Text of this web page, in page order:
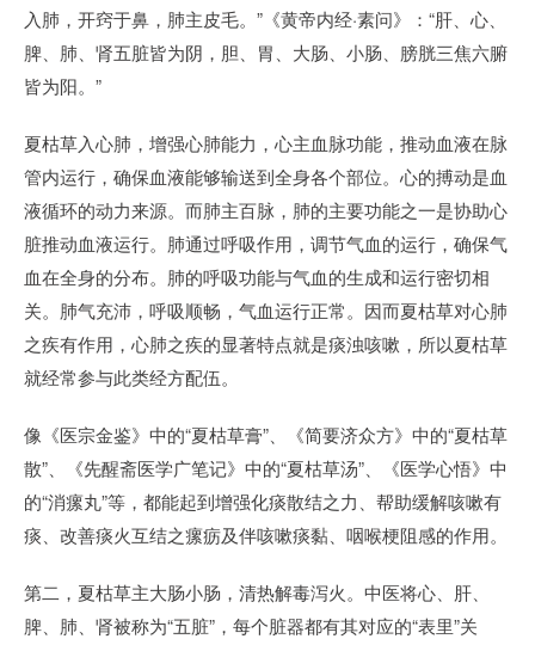
入肺，开窍于鼻，肺主皮毛。”《黄帝内经·素问》：“肝、心、
脾、肺、肾五脏皆为阴，胆、胃、大肠、小肠、膀胱三焦六腑
皆为阳。”
夏枯草入心肺，增强心肺能力，心主血脉功能，推动血液在脉
管内运行，确保血液能够输送到全身各个部位。心的搏动是血
液循环的动力来源。而肺主百脉，肺的主要功能之一是协助心
脏推动血液运行。肺通过呼吸作用，调节气血的运行，确保气
血在全身的分布。肺的呼吸功能与气血的生成和运行密切相
关。肺气充沛，呼吸顺畅，气血运行正常。因而夏枯草对心肺
之疾有作用，心肺之疾的显著特点就是痰浊咳嗽，所以夏枯草
就经常参与此类经方配伍。
像《医宗金鉴》中的“夏枯草膏”、《简要济众方》中的“夏枯草
散”、《先醒斋医学广笔记》中的“夏枯草汤”、《医学心悟》中
的“消瘰丸”等，都能起到增强化痰散结之力、帮助缓解咳嗽有
痰、改善痰火互结之瘰疬及伴咳嗽痰黏、咽喉梗阻感的作用。
第二，夏枯草主大肠小肠，清热解毒泻火。中医将心、肝、
脾、肺、肾被称为“五脏”，每个脏器都有其对应的“表里”关